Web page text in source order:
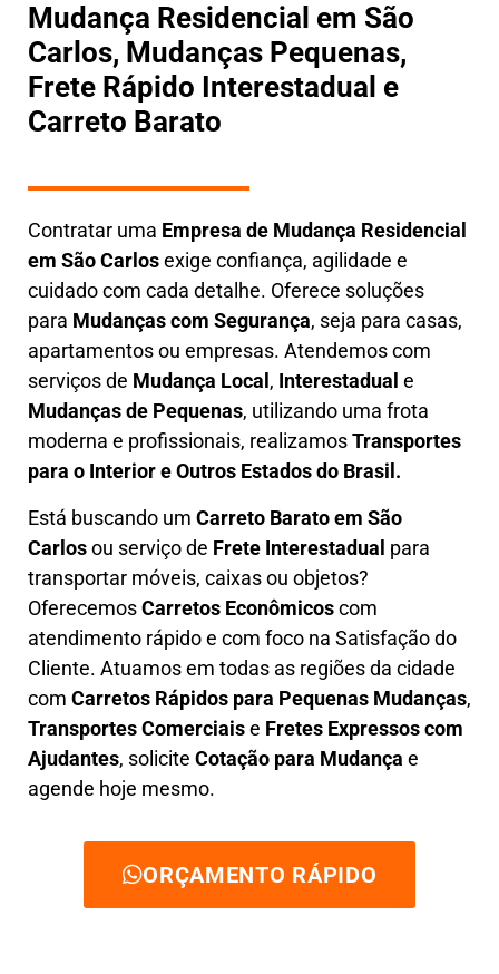
Mudança Residencial em São
Carlos, Mudanças Pequenas,
Frete Rápido Interestadual e
Carreto Barato
Contratar uma Empresa de Mudança Residencial
em São Carlosexige confiança, agilidade e
cuidado com cada detalhe. Oferece soluções
para Mudanças com Segurança, seja para casas,
apartamentos ou empresas. Atendemos com
serviços de Mudança Local , Interestadual e
Mudanças de Pequenas, utilizando uma frota
moderna e profissionais, realizamosTransportes
para o Interior e Outros Estados do Brasil.
Está buscando um Carreto Barato em São
Carlosou serviço de Frete Interestadual para
transportar móveis, caixas ou objetos?
OferecemosCarretos Econômicoscom
atendimento rápido e com foco na Satisfação do
Cliente. Atuamos em todas as regiões da cidade
com Carretos Rápidos para Pequenas Mudanças,
TransportesComerciaise Fretes Expressos com
Ajudantes, solicite Cotação para Mudança e
agende hoje mesmo.
ORÇAMENTO RÁPIDO